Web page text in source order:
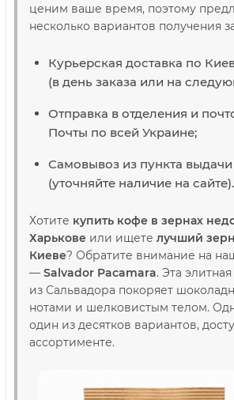
ценим ваше время, поэтому
несколько вариантов получения
Курьерская доставка по
(в день заказа или на
Отправка в отделения и
Почты по всей Украине;
Самовывоз из пункта
(уточняйте наличие на сайте).
Хотите купить кофе в зернах
Харькове или ищете лучший
Киеве? Обратите внимание на
— Salvador Pacamara. Эта
из Сальвадора покоряет
нотами и шелковистым телом.
один из десятков вариантов,
ассортименте.